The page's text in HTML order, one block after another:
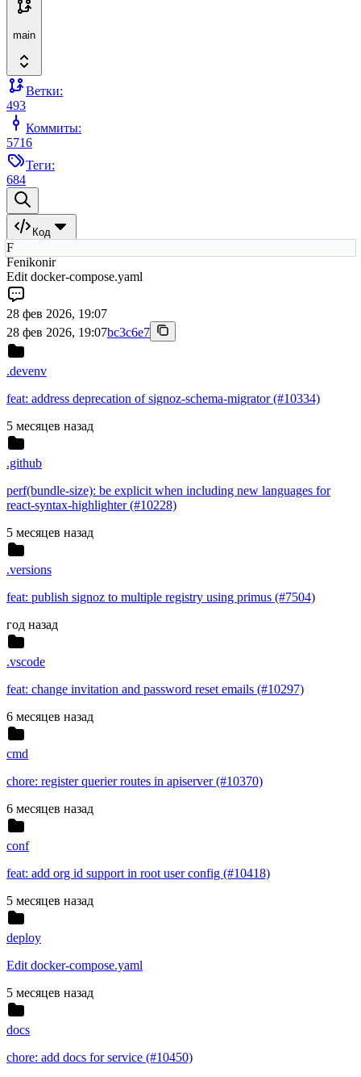
main
Ветки:
493
Коммиты:
5716
Теги:
684
Код
F
Fenikonir
Edit docker-compose.yaml
28 фев 2026, 19:07
28 фев 2026, 19:07bc3c6e7
.devenv
feat: address deprecation of signoz-schema-migrator (#10334)
5 месяцев назад
.github
perf(bundle-size): be explicit when including new languages for
react-syntax-highlighter (#10228)
5 месяцев назад
.versions
feat: publish signoz to multiple registry using primus (#7504)
год назад
.vscode
feat: change invitation and password reset emails (#10297)
6 месяцев назад
cmd
chore: register querier routes in apiserver (#10370)
6 месяцев назад
conf
feat: add org id support in root user config (#10418)
5 месяцев назад
deploy
Edit docker-compose.yaml
5 месяцев назад
docs
chore: add docs for service (#10450)